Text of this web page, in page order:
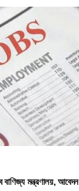
মন্ত্রণালয়,